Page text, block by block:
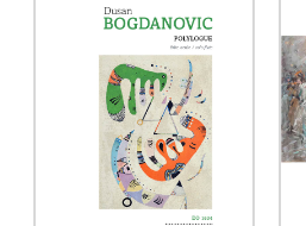
OTHER PRODUCTS